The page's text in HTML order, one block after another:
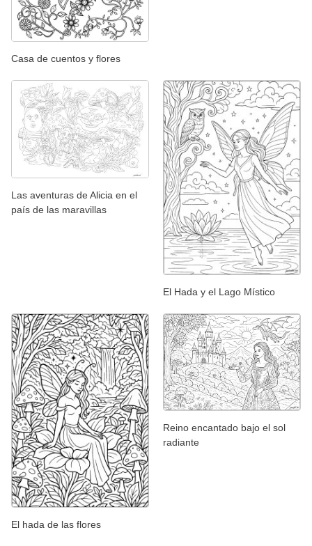
Casa de cuentos y flores
Las aventuras de Alicia en el
país de las maravillas
El Hada y el Lago Místico
El hada de las flores
Reino encantado bajo el sol
radiante